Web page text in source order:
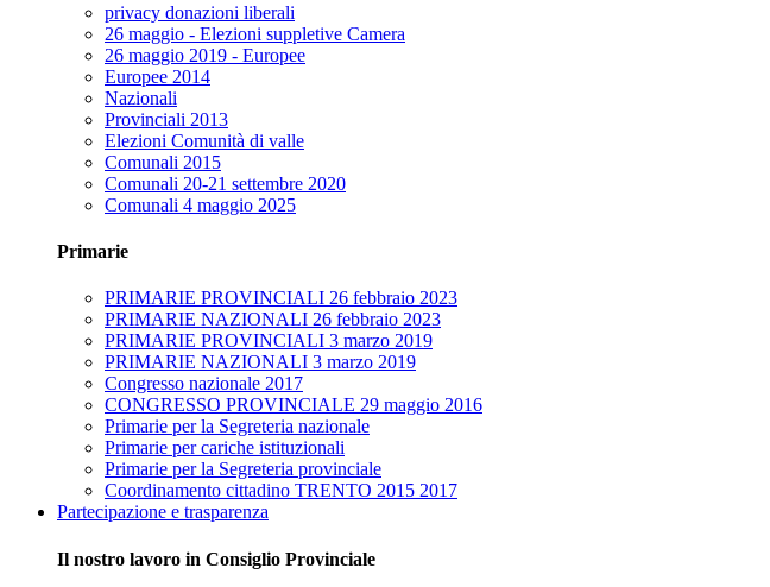
privacy donazioni liberali
26 maggio - Elezioni suppletive Camera
26 maggio 2019 - Europee
Europee 2014
Nazionali
Provinciali 2013
Elezioni Comunità di valle
Comunali 2015
Comunali 20-21 settembre 2020
Comunali 4 maggio 2025
Primarie
PRIMARIE PROVINCIALI 26 febbraio 2023
PRIMARIE NAZIONALI 26 febbraio 2023
PRIMARIE PROVINCIALI 3 marzo 2019
PRIMARIE NAZIONALI 3 marzo 2019
Congresso nazionale 2017
CONGRESSO PROVINCIALE 29 maggio 2016
Primarie per la Segreteria nazionale
Primarie per cariche istituzionali
Primarie per la Segreteria provinciale
Coordinamento cittadino TRENTO 2015 2017
Partecipazione e trasparenza
Il nostro lavoro in Consiglio Provinciale